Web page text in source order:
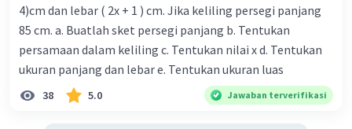
4)cm dan lebar ( 2x + 1 ) cm. Jika keliling persegi panjang
85 cm. a. Buatlah sket persegi panjang b. Tentukan
persamaan dalam keliling c. Tentukan nilai x d. Tentukan
ukuran panjang dan lebar e. Tentukan ukuran luas
38 5.0 Jawaban terverifikasi